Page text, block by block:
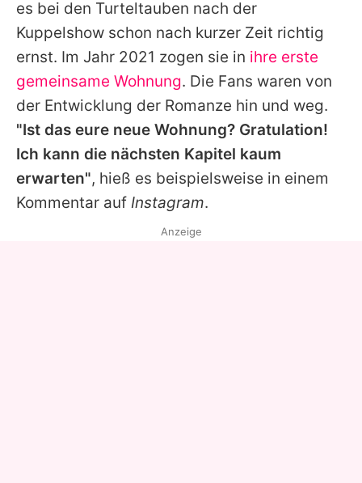
es bei den Turteltauben nach der
Kuppelshow schon nach kurzer Zeit richtig
ernst. Im Jahr 2021 zogen sie in ihre erste
gemeinsame Wohnung. Die Fans waren von
der Entwicklung der Romanze hin und weg.
"Ist das eure neue Wohnung? Gratulation!
Ich kann die nächsten Kapitel kaum
erwarten", hieß es beispielsweise in einem
Kommentar auf Instagram.
Anzeige